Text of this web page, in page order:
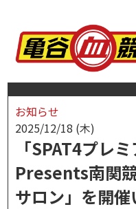
お知らせ
2025/12/18 (木)
「SPAT4プレ
Presents南関
サロン」を開